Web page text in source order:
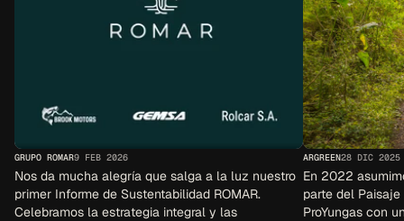
Nos da mucha alegría que salga a la luz nuestro
primer Informe de Sustentabilidad ROMAR.
Celebramos la estrategia integral y las
GRUPO ROMAR9 FEB 2026
En 2022
parte del
ProYungas con
ARGREEN28 DIC 2025